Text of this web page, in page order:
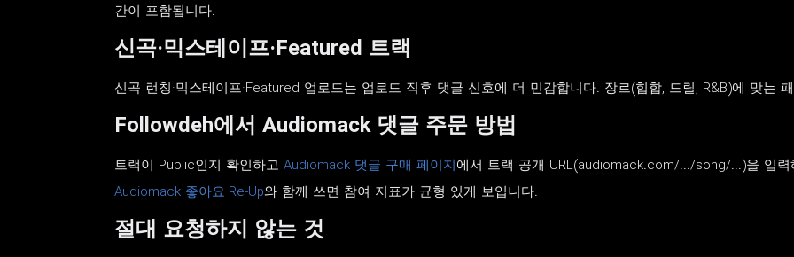
간이 포함됩니다.
신곡·믹스테이프·Featured 트랙
신곡 런칭·믹스테이프·Featured 업로드는 업로드 직후 댓글 신호에 더 민감합니다. 장르(힙합, 드릴, R&B)에 맞는
Followdeh에서 Audiomack 댓글 주문 방법
트랙이 Public인지 확인하고 Audiomack 댓글 구매 페이지에서 트랙 공개 URL(audiomack.com/.../song/...)을 입
Audiomack 좋아요·Re-Up와 함께 쓰면 참여 지표가 균형 있게 보입니다.
절대 요청하지 않는 것